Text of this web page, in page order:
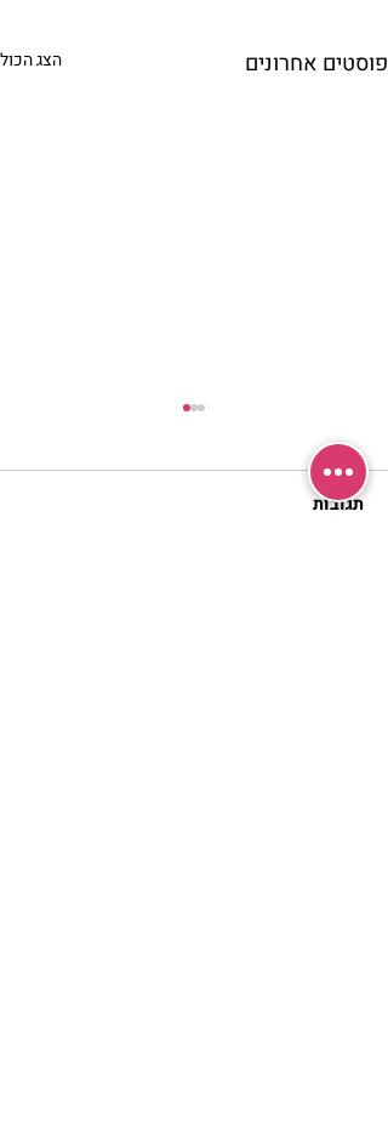
פוסטים אחרונים הצג הכול
תגובות